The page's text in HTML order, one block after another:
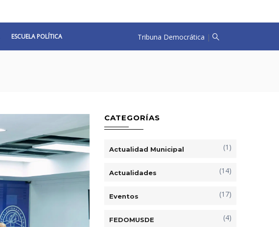
ESCUELA POLÍTICA Tribuna Democrática |
CATEGORÍAS
Actualidad Municipal (1)
Actualidades (14)
Eventos (17)
FEDOMUSDE (4)